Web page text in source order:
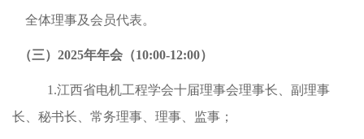
全体理事及会员代表。
（三） 2025年年会（10:00-12:00）
1.江西省电机工程学会十届理事会理事长、副理事
长、秘书长、常务理事、理事、监事；